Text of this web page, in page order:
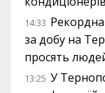
14:33
за добу на
просять
13:25 У